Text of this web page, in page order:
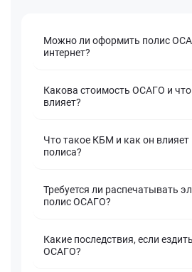
Можно ли оформить полис
интернет?
Какова стоимость ОСАГО и что
влияет?
Что такое КБМ и как он влияет
полиса?
Требуется ли распечатывать
полис ОСАГО?
Какие последствия, если
ОСАГО?